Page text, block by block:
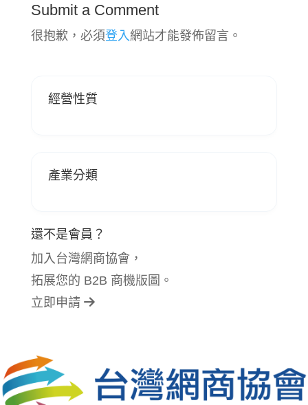
Submit a Comment
很抱歉，必須登入 網站才能發佈留言。
經營性質
產業分類
還不是會員？
加入台灣網商協會，
拓展您的 B2B 商機版圖。
立即申請